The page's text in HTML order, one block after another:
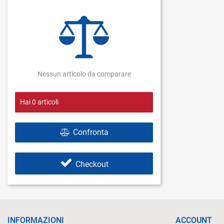
Nessun articolo da comparare
Hai0articoli
Confronta
Checkout
INFORMAZIONI ACCOUNT